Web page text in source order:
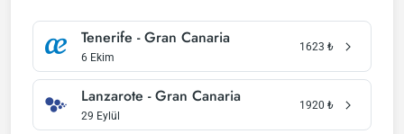
Tenerife - Gran Canaria
6 Ekim
1623 ₺
Lanzarote - Gran Canaria
29 Eylül
1920 ₺